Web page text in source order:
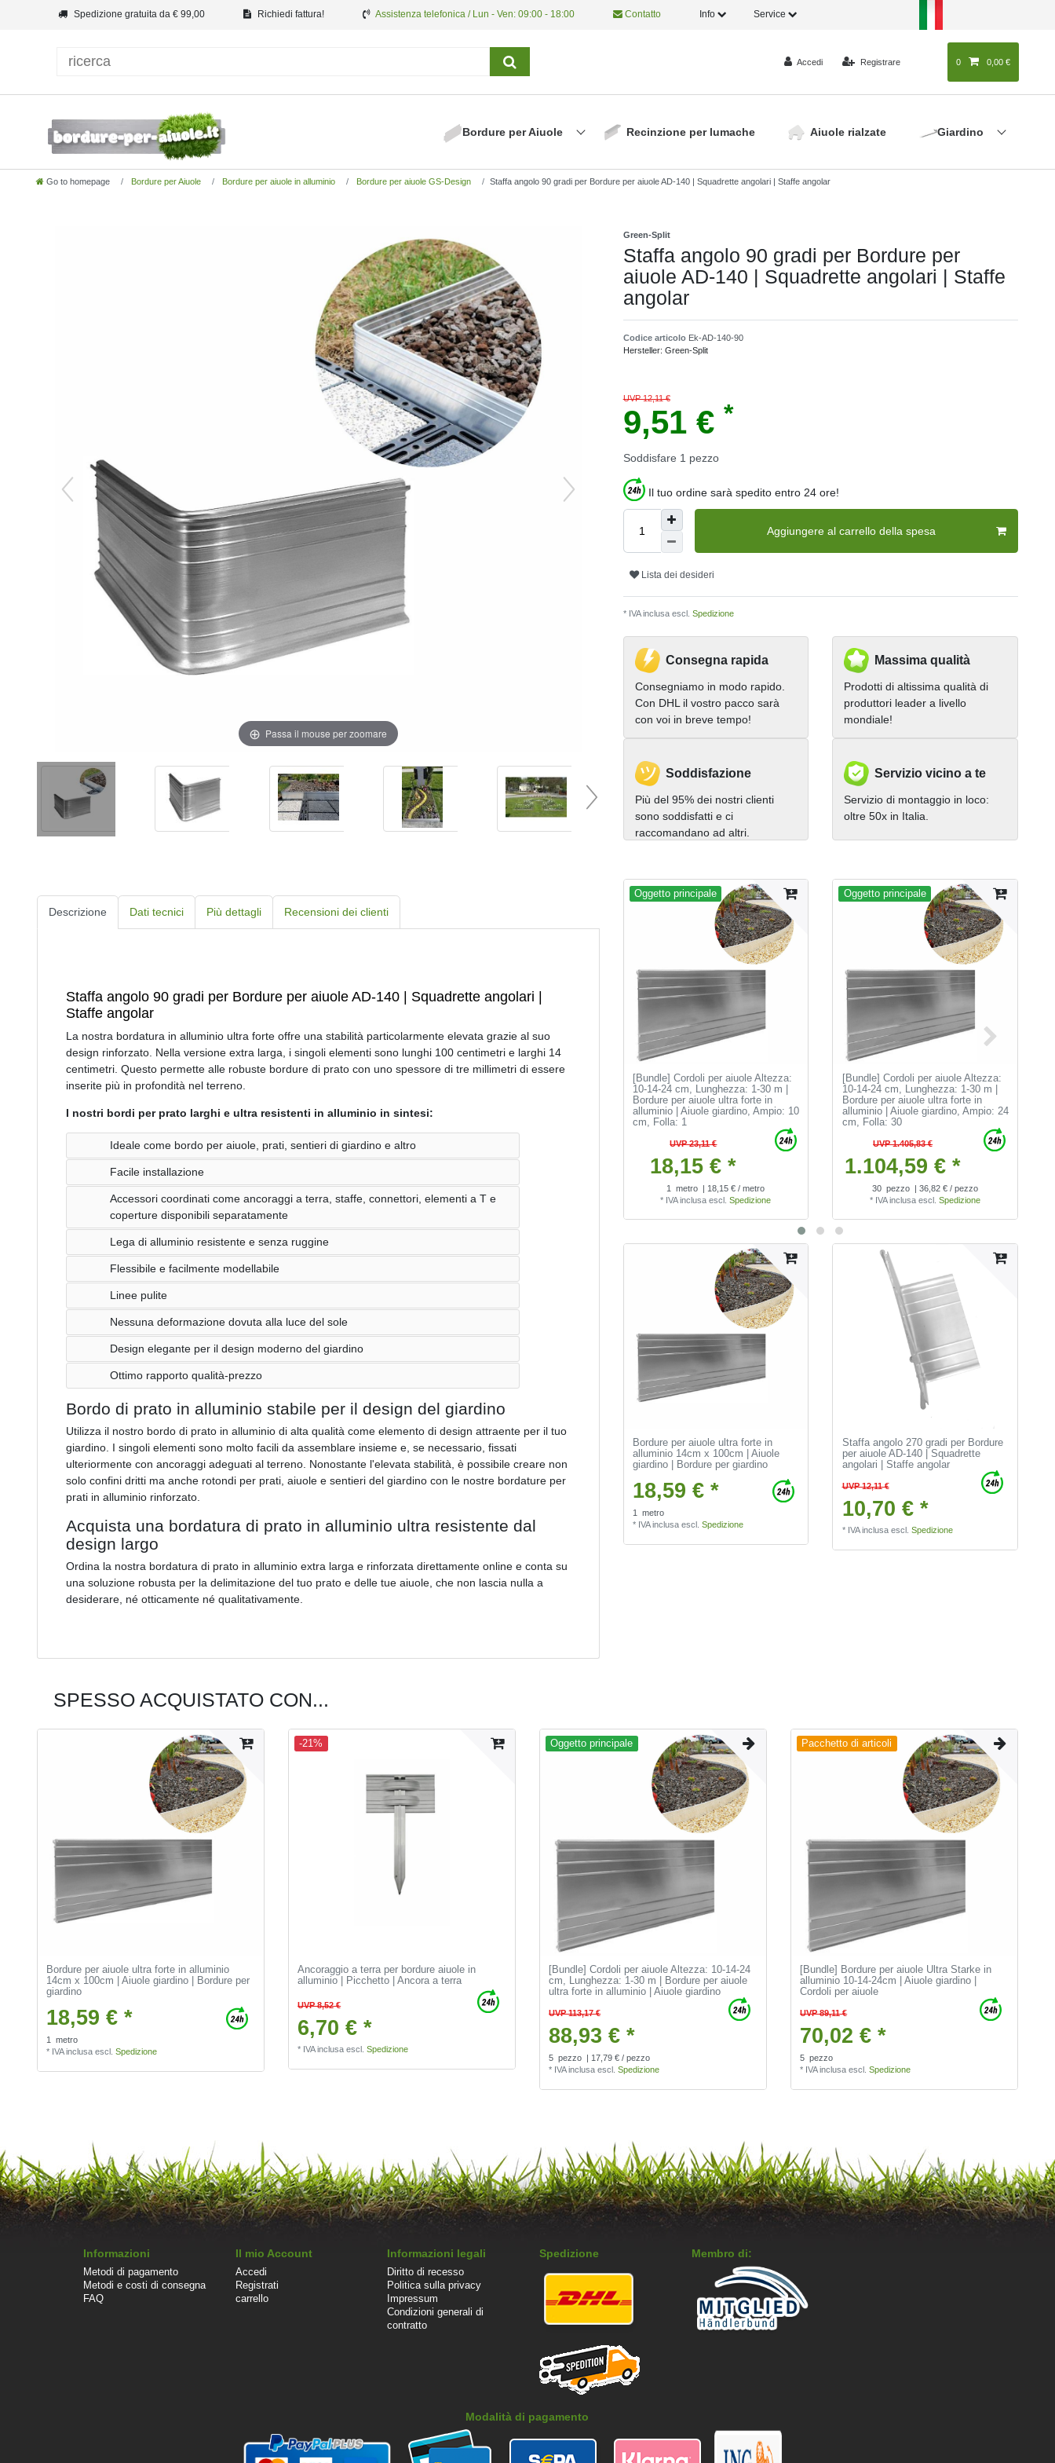
Spedizione gratuita da € 99,00 Richiedi fattura! Assistenza telefonica / Lun - Ven: 09:00 - 18:00 Contatto Info Service
Accedi Registrare 0 0,00 €
Bordure per Aiuole Recinzione per lumache Aiuole rialzate Giardino
Go to homepage Bordure per Aiuole Bordure per aiuole in alluminio Bordure per aiuole GS-Design Staffa angolo 90 gradi per Bordure per aiuole AD-140 | Squadrette angolari | Staffe angolar
Passa il mouse per zoomare
Green-Split
Staffa angolo 90 gradi per Bordure per
aiuole AD-140 | Squadrette angolari | Staffe
angolar
Codice articolo Ek-AD-140-90
Hersteller: Green-Split
UVP 12,11 €
9,51 € *
Soddisfare 1 pezzo
Il tuo ordine sarà spedito entro 24 ore!
Aggiungere al carrello della spesa
Lista dei desideri
* IVA inclusa escl. Spedizione
Consegna rapida
Consegniamo in modo rapido.
Con DHL il vostro pacco sarà
con voi in breve tempo!
Massima qualità
Prodotti di altissima qualità di
produttori leader a livello
mondiale!
Soddisfazione
Più del 95% dei nostri clienti
sono soddisfatti e ci
raccomandano ad altri.
Servizio vicino a te
Servizio di montaggio in loco:
oltre 50x in Italia.
Descrizione Dati tecnici Più dettagli Recensioni dei clienti
Staffa angolo 90 gradi per Bordure per aiuole AD-140 | Squadrette angolari |
Staffe angolar
La nostra bordatura in alluminio ultra forte offre una stabilità particolarmente elevata grazie al suo
design rinforzato. Nella versione extra larga, i singoli elementi sono lunghi 100 centimetri e larghi 14
centimetri. Questo permette alle robuste bordure di prato con uno spessore di tre millimetri di essere
inserite più in profondità nel terreno.
I nostri bordi per prato larghi e ultra resistenti in alluminio in sintesi:
Ideale come bordo per aiuole, prati, sentieri di giardino e altro
Facile installazione
Accessori coordinati come ancoraggi a terra, staffe, connettori, elementi a T e
coperture disponibili separatamente
Lega di alluminio resistente e senza ruggine
Flessibile e facilmente modellabile
Linee pulite
Nessuna deformazione dovuta alla luce del sole
Design elegante per il design moderno del giardino
Ottimo rapporto qualità-prezzo
Bordo di prato in alluminio stabile per il design del giardino
Utilizza il nostro bordo di prato in alluminio di alta qualità come elemento di design attraente per il tuo
giardino. I singoli elementi sono molto facili da assemblare insieme e, se necessario, fissati
ulteriormente con ancoraggi adeguati al terreno. Nonostante l'elevata stabilità, è possibile creare non
solo confini dritti ma anche rotondi per prati, aiuole e sentieri del giardino con le nostre bordature per
prati in alluminio rinforzato.
Acquista una bordatura di prato in alluminio ultra resistente dal
design largo
Ordina la nostra bordatura di prato in alluminio extra larga e rinforzata direttamente online e conta su
una soluzione robusta per la delimitazione del tuo prato e delle tue aiuole, che non lascia nulla a
desiderare, né otticamente né qualitativamente.
Oggetto principale
[Bundle] Cordoli per aiuole Altezza:
10-14-24 cm, Lunghezza: 1-30 m |
Bordure per aiuole ultra forte in
alluminio | Aiuole giardino, Ampio: 10
cm , Folla: 1
UVP 23,11 €
18,15 € *
1 metro | 18,15 € / metro
* IVA inclusa escl.Spedizione
Oggetto principale
[Bundle] Cordoli per aiuole Altezza:
10-14-24 cm, Lunghezza: 1-30 m |
Bordure per aiuole ultra forte in
alluminio | Aiuole giardino, Ampio: 24
cm , Folla: 30
UVP 1.405,83 €
1.104,59 € *
30 pezzo | 36,82 € / pezzo
* IVA inclusa escl.Spedizione
Bordure per aiuole ultra forte in
alluminio 14cm x 100cm | Aiuole
giardino | Bordure per giardino
18,59 € *
1
metro
* IVA inclusaescl. Spedizione
Staffa angolo 270 gradi per Bordure
per aiuole AD-140 | Squadrette
angolari | Staffe angolar
UVP 12,11 €
10,70 € *
* IVA inclusaescl. Spedizione
SPESSO ACQUISTATO CON...
Bordure per aiuole ultra forte in alluminio
14cm x 100cm | Aiuole giardino | Bordure per
giardino
18,59 € *
1 metro
* IVA inclusa escl.Spedizione
-21%
Ancoraggio a terra per bordure aiuole in
alluminio | Picchetto | Ancora a terra
UVP 8,52 €
6,70 € *
* IVA inclusa escl.Spedizione
Oggetto principale
[Bundle] Cordoli per aiuole Altezza: 10-14-24
cm, Lunghezza: 1-30 m | Bordure per aiuole
ultra forte in alluminio | Aiuole giardino
UVP 113,17 €
88,93 € *
5 pezzo | 17,79 € / pezzo
* IVA inclusa escl.Spedizione
Pacchetto di articoli
[Bundle] Bordure per aiuole Ultra Starke in
alluminio 10-14-24cm | Aiuole giardino |
Cordoli per aiuole
UVP 89,11 €
70,02 € *
5 pezzo
* IVA inclusa escl.Spedizione
Informazioni
Metodi di pagamento
Metodi e costi di consegna
FAQ
Il mio Account
Accedi
Registrati
carrello
Informazioni legali
Diritto di recesso
Politica sulla privacy
Impressum
Condizioni generali di
contratto
Spedizione Membro di:
Modalità di pagamento